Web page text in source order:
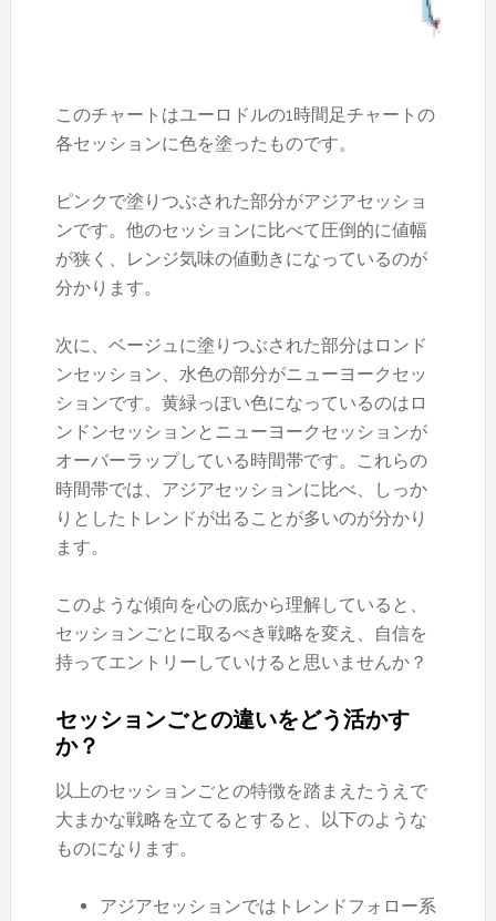
このチャートはユーロドルの1時間足チャートの
各セッションに色を塗ったものです。
ピンクで塗りつぶされた部分がアジアセッショ
ンです。他のセッションに比べて圧倒的に値幅
が狭く、レンジ気味の値動きになっているのが
分かります。
次に、ベージュに塗りつぶされた部分はロンド
ンセッション、水色の部分がニューヨークセッ
ションです。黄緑っぽい色になっているのはロ
ンドンセッションとニューヨークセッションが
オーバーラップしている時間帯です。これらの
時間帯では、アジアセッションに比べ、しっか
りとしたトレンドが出ることが多いのが分かり
ます。
このような傾向を心の底から理解していると、
セッションごとに取るべき戦略を変え、自信を
持ってエントリーしていけると思いませんか？
セッションごとの違いをどう活かす
か？
以上のセッションごとの特徴を踏まえたうえで
大まかな戦略を立てるとすると、以下のような
ものになります。
アジアセッションではトレンドフォロー系